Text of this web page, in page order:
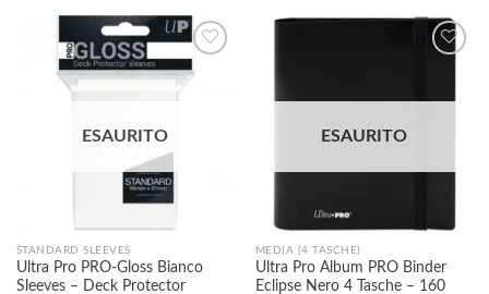
€23,00.€21,50.
ESAURITO
STANDARD SLEEVES
Ultra Pro PRO-Gloss Bianco
Sleeves – Deck Protector
ESAURITO
MEDIA (4 TASCHE)
Ultra Pro Album PRO Binder
Eclipse Nero 4 Tasche – 160